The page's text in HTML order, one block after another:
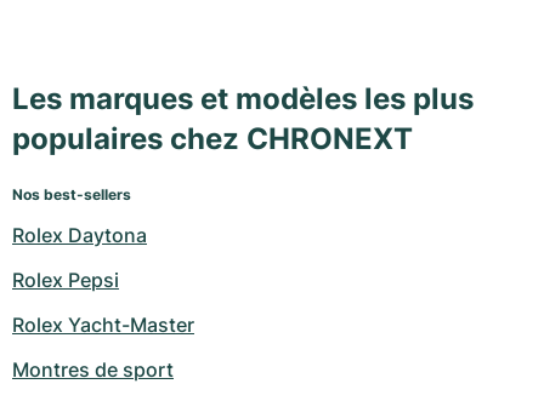
Les marques et modèles les plus
populaires chez CHRONEXT
Nos best-sellers
Rolex Daytona
Rolex Pepsi
Rolex Yacht-Master
Montres de sport